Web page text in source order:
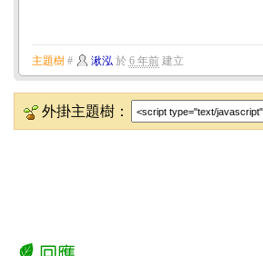
主題樹 # 湫泓於 6 年前建立
外掛主題樹：